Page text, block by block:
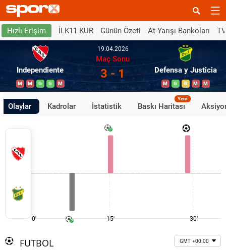
Hızlı Erişim İLK11 KUR Günün Özeti At Yarışı Bankoları
Independiente
M M G G M
19.04.2026
Maç Sonu
3 - 1 Defensa y Justicia
M G B M M
Olaylar Kadrolar İstatistik Baskı Haritası
Yeni
0' 15' 30'
FUTBOL GMT +00:00